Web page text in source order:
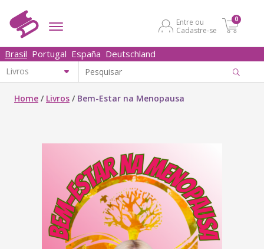
Entre ou
Cadastre-se
0
Brasil Portugal España Deutschland
Home / Livros / Bem-Estar na Menopausa